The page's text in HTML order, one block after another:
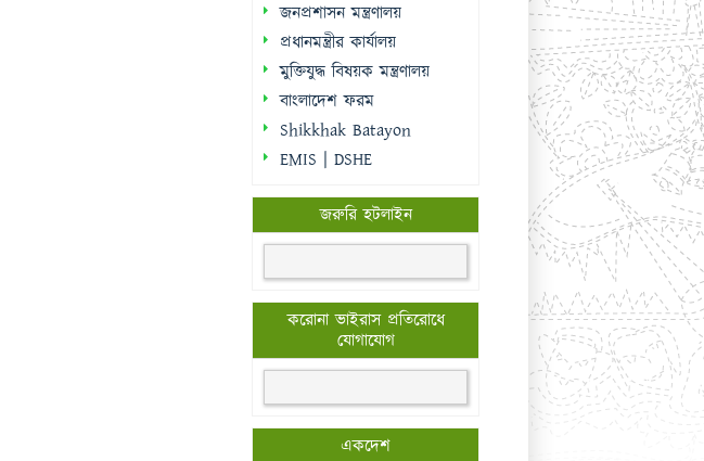
জনপ্রশাসন মন্ত্রণালয়
প্রধানমন্ত্রীর কার্যালয়
মুক্তিযুদ্ধ বিষয়ক মন্ত্রণালয়
বাংলাদেশ ফরম
Shikkhak Batayon
EMIS | DSHE
জরুরি হটলাইন
করোনা ভাইরাস প্রতিরোধে
যোগাযোগ
একদেশ